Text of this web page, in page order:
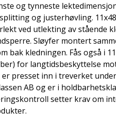
og tynneste
og justerhøvling.
ved utlekting av stående
Sløyfer montert
bak kledningen. Fås også i
for langtidsbeskyttelse
presset inn i treverket
AB og er i
setter krav om